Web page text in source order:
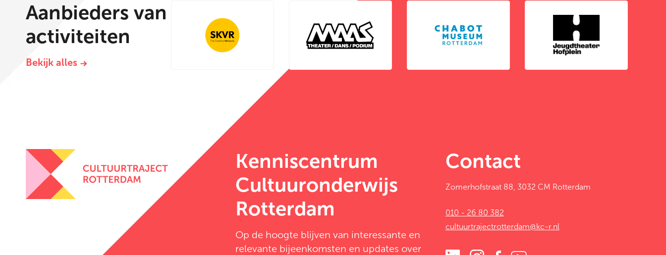
Aanbieders van
activiteiten
Bekijk alles
Kenniscentrum
Cultuuronderwijs
Rotterdam
Op de hoogte blijven van interessante en
relevante bijeenkomsten en updates over
Contact
Zomerhofstraat 88, 3032 CM Rotterdam
010 - 26 80 382
cultuurtrajectrotterdam@kc-r.nl